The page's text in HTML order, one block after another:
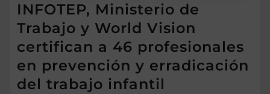
INFOTEP, Ministerio de
Trabajo y World Vision
certifican a 46 profesionales
en prevención y erradicación
del trabajo infantil